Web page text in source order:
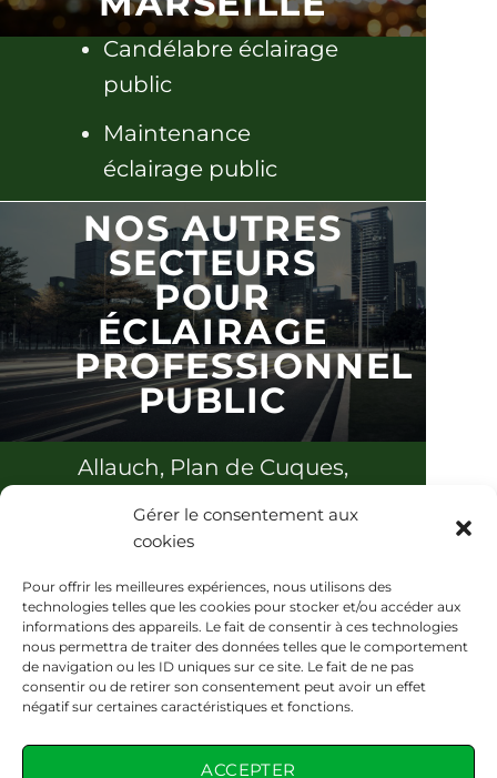
Gérer le consentement aux
cookies
Pour offrir les meilleures expériences, nous utilisons des
technologies telles que les cookies pour stocker et/ou accéder aux
informations des appareils. Le fait de consentir à ces technologies
nous permettra de traiter des données telles que le comportement
de navigation ou les ID uniques sur ce site. Le fait de ne pas
consentir ou de retirer son consentement peut avoir un effet
négatif sur certaines caractéristiques et fonctions.
ACCEPTER
Candélabre éclairage
public
Maintenance
éclairage public
Economie énergie
éclairage public
Eclairage basse
consommation
professionnel
Luminaire
professionnel,
éclairage public
Grossiste distributeur
éclairage public
Éclairage copropriété
NOS AUTRES
SECTEURS
POUR
ÉCLAIRAGE
PROFESSIONNEL
PUBLIC
Allauch, Plan de Cuques,
Plan de Campagne, Les
Pennes Mirabeau, Aix en
Vitrolles,Paris,Bordeaux,
Lyon,
Nice,Nantes,Strasbourg